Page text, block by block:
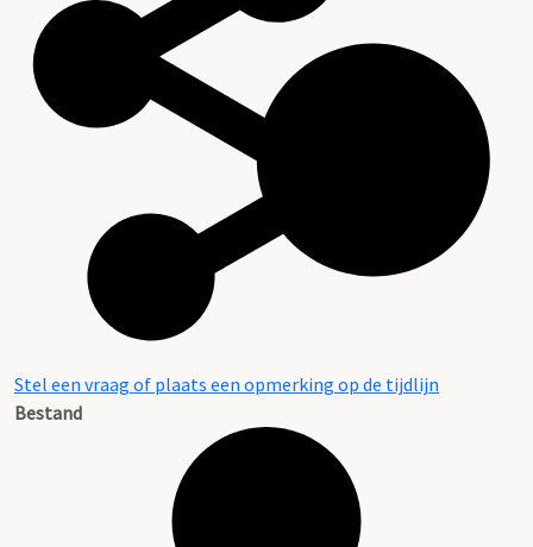
Stel een vraag of plaats een opmerking op de tijdlijn
Bestand